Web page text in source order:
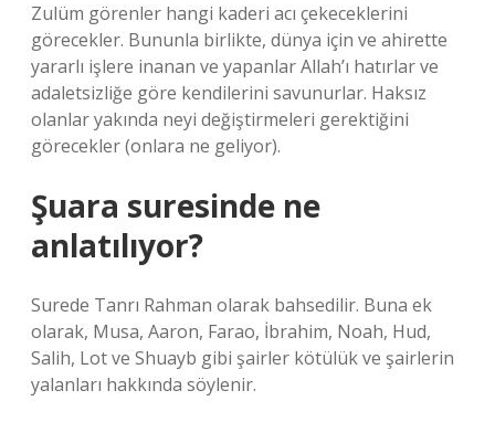
Zulüm görenler hangi kaderi acı çekeceklerini
görecekler. Bununla birlikte, dünya için ve ahirette
yararlı işlere inanan ve yapanlar Allah’ı hatırlar ve
adaletsizliğe göre kendilerini savunurlar. Haksız
olanlar yakında neyi değiştirmeleri gerektiğini
görecekler (onlara ne geliyor).
Şuara suresinde ne
anlatılıyor?
Surede Tanrı Rahman olarak bahsedilir. Buna ek
olarak, Musa, Aaron, Farao, İbrahim, Noah, Hud,
Salih, Lot ve Shuayb gibi şairler kötülük ve şairlerin
yalanları hakkında söylenir.